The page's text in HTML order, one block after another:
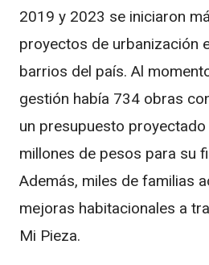
2019 y 2023 se iniciaron
proyectos de urbanización
barrios del país. Al
gestión había 734 obras
un presupuesto
millones de pesos para su
Además, miles de familias
mejoras habitacionales a
Mi Pieza.